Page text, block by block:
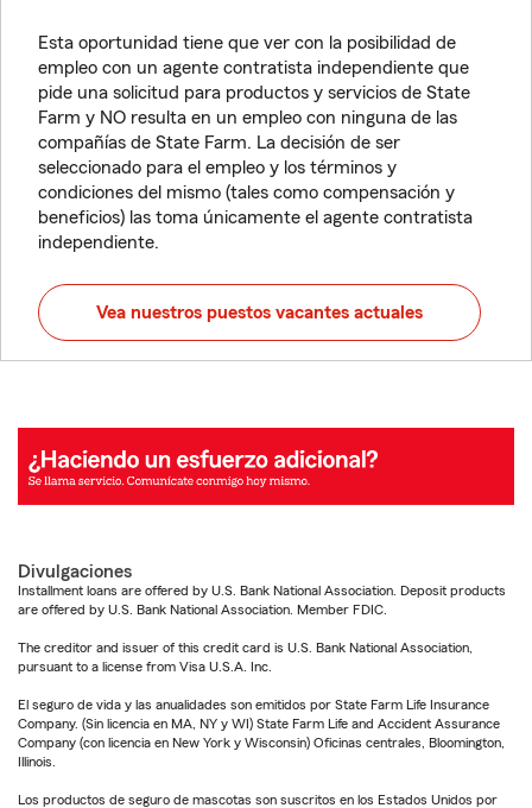
Esta oportunidad tiene que ver con la posibilidad de
empleo con un agente contratista independiente que
pide una solicitud para productos y servicios de State
Farm y NO resulta en un empleo con ninguna de las
compañías de State Farm. La decisión de ser
seleccionado para el empleo y los términos y
condiciones del mismo (tales como compensación y
beneficios) las toma únicamente el agente contratista
independiente.
Vea nuestros puestos vacantes actuales
Divulgaciones
Installment loans are offered by U.S. Bank National Association. Deposit products
are offered by U.S. Bank National Association. Member FDIC.
The creditor and issuer of this credit card is U.S. Bank National Association,
pursuant to a license from Visa U.S.A. Inc.
El seguro de vida y las anualidades son emitidos por State Farm Life Insurance
Company. (Sin licencia en MA, NY y WI) State Farm Life and Accident Assurance
Company (con licencia en New York y Wisconsin) Oficinas centrales, Bloomington,
Illinois.
Los productos de seguro de mascotas son suscritos en los Estados Unidos por